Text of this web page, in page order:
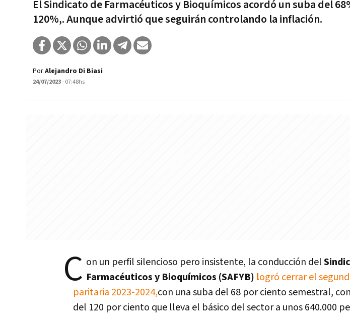
El Sindicato de Farmacéuticos y Bioquímicos acordó un suba del
120%,. Aunque advirtió que seguirán controlando la inflación.
PorAlejandro Di Biasi
24/07/2023- 07:48hs
C on un perfil silencioso pero insistente, la conducción del
Farmacéuticos y Bioquímicos (SAFYB) logró cerrar el
paritaria 2023-2024,con una suba del 68 por ciento semestral,
del 120 por ciento que lleva el básico del sector a unos 640.000